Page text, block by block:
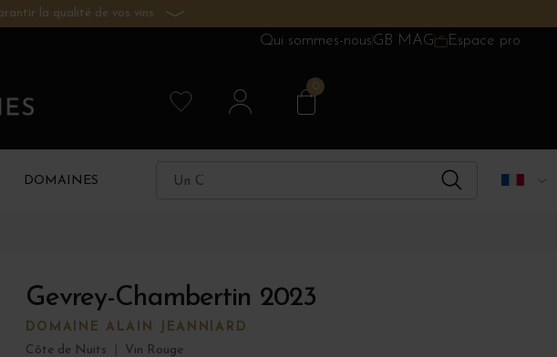
la qualité de vos vins.
Qui sommes-nousGB MAG Espace pro
0
DOMAINES
Gevrey-Chambertin 2023
DOMAINE ALAIN JEANNIARD
Côte de Nuits
Vin Rouge